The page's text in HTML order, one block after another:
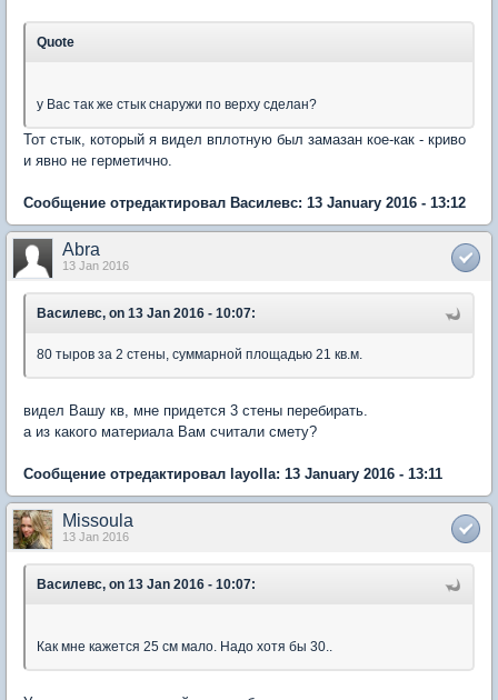
Quote
у Вас так же стык снаружи по верху сделан?
Тот стык, который я видел вплотную был замазан кое-как - криво
и явно не герметично.
Сообщение отредактировал Василевс: 13 January 2016 - 13:12
Abra
13 Jan 2016
Василевс, on 13 Jan 2016 - 10:07:
80 тыров за 2 стены, суммарной площадью 21 кв.м.
видел Вашу кв, мне придется 3 стены перебирать.
а из какого материала Вам считали смету?
Сообщение отредактировал layolla: 13 January 2016 - 13:11
Missoula
13 Jan 2016
Василевс, on 13 Jan 2016 - 10:07:
Как мне кажется 25 см мало. Надо хотя бы 30..